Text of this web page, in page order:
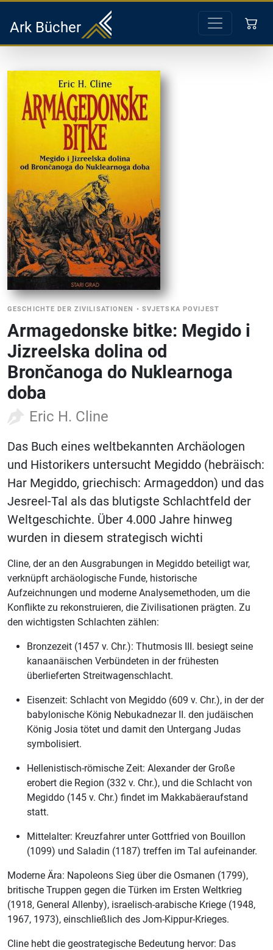
Ark Bücher
GESCHICHTE DER ZIVILISATIONEN • SVJETSKA POVIJEST
Armagedonske bitke: Megido i
Jizreelska dolina od
Brončanoga do Nuklearnoga
doba
Eric H. Cline
Das Buch eines weltbekannten Archäologen
und Historikers untersucht Megiddo (hebräisch:
Har Megiddo, griechisch: Armageddon) und das
Jesreel-Tal als das blutigste Schlachtfeld der
Weltgeschichte. Über 4.000 Jahre hinweg
wurden in diesem strategisch wichti
Cline, der an den Ausgrabungen in Megiddo beteiligt war,
verknüpft archäologische Funde, historische
Aufzeichnungen und moderne Analysemethoden, um die
Konflikte zu rekonstruieren, die Zivilisationen prägten. Zu
den wichtigsten Schlachten zählen:
Bronzezeit (1457 v. Chr.): Thutmosis III. besiegt seine
kanaanäischen Verbündeten in der frühesten
überlieferten Streitwagenschlacht.
Eisenzeit: Schlacht von Megiddo (609 v. Chr.), in der der
babylonische König Nebukadnezar II. den judäischen
König Josia tötet und damit den Untergang Judas
symbolisiert.
Hellenistisch-römische Zeit: Alexander der Große
erobert die Region (332 v. Chr.), und die Schlacht von
Megiddo (145 v. Chr.) findet im Makkabäeraufstand
statt.
Mittelalter: Kreuzfahrer unter Gottfried von Bouillon
(1099) und Saladin (1187) treffen im Tal aufeinander.
Moderne Ära: Napoleons Sieg über die Osmanen (1799),
britische Truppen gegen die Türken im Ersten Weltkrieg
(1918, General Allenby), israelisch-arabische Kriege (1948,
1967, 1973), einschließlich des Jom-Kippur-Krieges.
Cline hebt die geostrategische Bedeutung hervor: Das